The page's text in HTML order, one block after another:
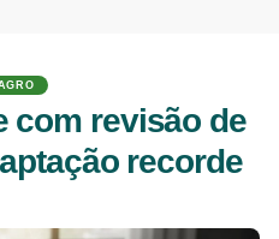
com revisão de
recorde